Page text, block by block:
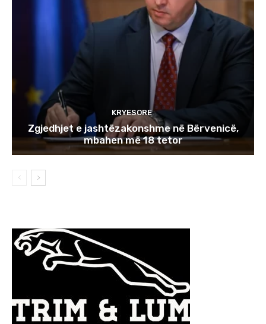
KRYESORE
Zgjedhjet e jashtëzakonshme në Bërvenicë,
mbahen më 18 tetor